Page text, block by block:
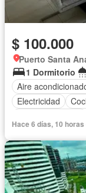
$ 100.000
Puerto Santa
1 Dormitorio
Aire
Electricidad
Acceso para
Garita de
Piscina
Hace 6 días, 10